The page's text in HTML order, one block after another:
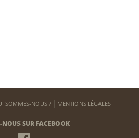
SOMMES-NOUS ? MENTIONS LÉGALES
NOUS SUR FACEBOOK